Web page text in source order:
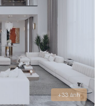
+33 ảnh